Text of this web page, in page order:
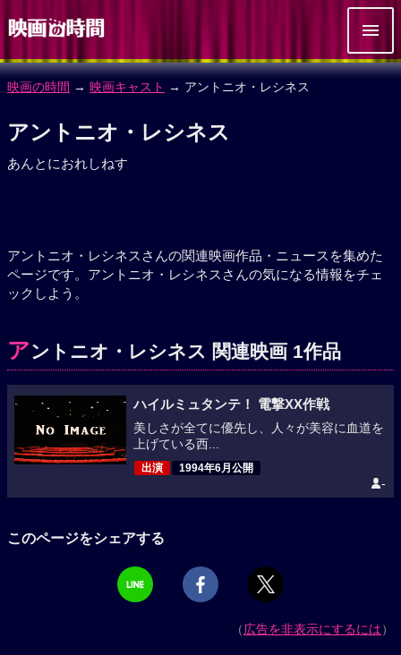
映画の時間 → 映画キャスト → アントニオ・レシネス
アントニオ・レシネス
あんとにおれしねす
アントニオ・レシネスさんの関連映画作品・ニュースを集めた
ページです。アントニオ・レシネスさんの気になる情報をチェ
ックしよう。
アントニオ・レシネス 関連映画 1作品
ハイルミュタンテ！ 電撃XX作戦
美しさが全てに優先し、人々が美容に血道を
上げている西...
出演 1994年6月公開
-
このページをシェアする
（広告を非表示にするには）